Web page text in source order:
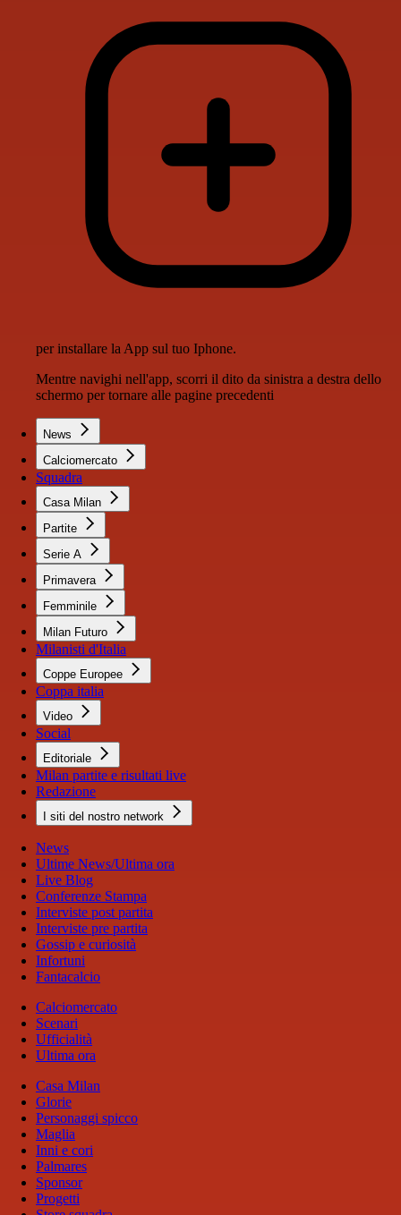
per installare la App sul tuo Iphone.
Mentre navighi nell'app, scorri il dito da sinistra a destra dello
schermo per tornare alle pagine precedenti
News
Calciomercato
Squadra
Casa Milan
Partite
Serie A
Primavera
Femminile
Milan Futuro
Milanisti d'Italia
Coppe Europee
Coppa italia
Video
Social
Editoriale
Milan partite e risultati live
Redazione
I siti del nostro network
News
Ultime News/Ultima ora
Live Blog
Conferenze Stampa
Interviste post partita
Interviste pre partita
Gossip e curiosità
Infortuni
Fantacalcio
Calciomercato
Scenari
Ufficialità
Ultima ora
Casa Milan
Glorie
Personaggi spicco
Maglia
Inni e cori
Palmares
Sponsor
Progetti